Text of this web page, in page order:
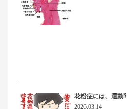
花粉症には、運動⁉
2026.03.14